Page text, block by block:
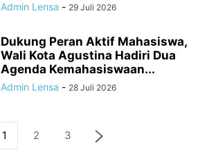
Admin Lensa - 29 Juli 2026
Dukung Peran Aktif Mahasiswa,
Wali Kota Agustina Hadiri Dua
Agenda Kemahasiswaan...
Admin Lensa - 28 Juli 2026
1 2 3